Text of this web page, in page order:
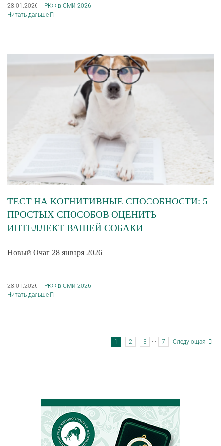
28.01.2026
РКФ в СМИ 2026
Читать дальше
ТЕСТ НА КОГНИТИВНЫЕ СПОСОБНОСТИ: 5
ПРОСТЫХ СПОСОБОВ ОЦЕНИТЬ
ИНТЕЛЛЕКТ ВАШЕЙ СОБАКИ
Новый Очаг 28 января 2026
28.01.2026 | РКФ в СМИ 2026
Читать дальше
1 2 3 ··· 7 Следующая